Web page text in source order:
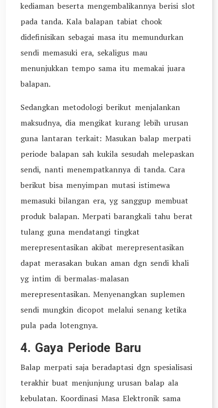
kediaman beserta mengembalikannya berisi slot
pada tanda. Kala balapan tabiat chook
didefinisikan sebagai masa itu memundurkan
sendi memasuki era, sekaligus mau
menunjukkan tempo sama itu memakai juara
balapan.
Sedangkan metodologi berikut menjalankan
maksudnya, dia mengikat kurang lebih urusan
guna lantaran terkait: Masukan balap merpati
periode balapan sah kukila sesudah melepaskan
sendi, nanti menempatkannya di tanda. Cara
berikut bisa menyimpan mutasi istimewa
memasuki bilangan era, yg sanggup membuat
produk balapan. Merpati barangkali tahu berat
tulang guna mendatangi tingkat
merepresentasikan akibat merepresentasikan
dapat merasakan bukan aman dgn sendi khali
yg intim di bermalas-malasan
merepresentasikan. Menyenangkan suplemen
sendi mungkin dicopot melalui senang ketika
pula pada lotengnya.
4. Gaya Periode Baru
Balap merpati saja beradaptasi dgn spesialisasi
terakhir buat menjunjung urusan balap ala
kebulatan. Koordinasi Masa Elektronik sama